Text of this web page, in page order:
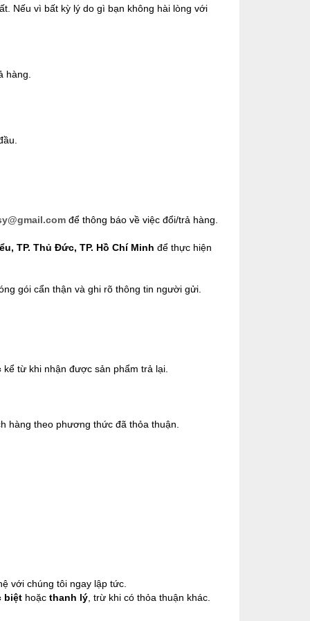
Nếu vì bất kỳ lý do gì bạn không hài lòng với
hàng.
để thông báo về việc đổi/trả hàng.
TP. Thủ Đức, TP. Hồ Chí Minh để thực hiện
gói cẩn thận và ghi rõ thông tin người gửi.
kể từ khi nhận được sản phẩm trả lại.
hàng theo phương thức đã thỏa thuận.
với chúng tôi ngay lập tức.
biệthoặc thanh lý, trừ khi có thỏa thuận khác.